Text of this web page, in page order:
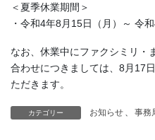
＜夏季休業期間＞
・令和4年8月15日（月）～ 令
なお、休業中にファクシミリ・
合わせにつきましては、8月17
ただきます。
カテゴリー お知らせ 、 事務